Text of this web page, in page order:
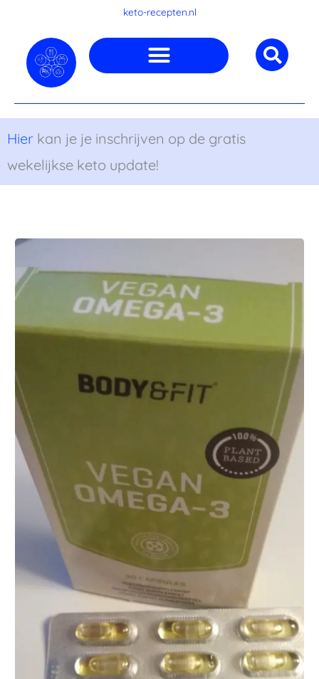
inhoud
keto-recepten.nl
Hier kan je je inschrijven op de gratis
wekelijkse keto update!